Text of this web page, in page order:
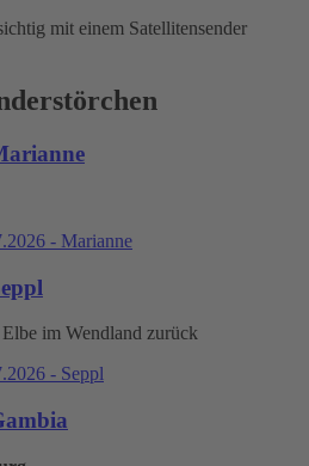
- Marianne
im Wendland zurück
- Seppl